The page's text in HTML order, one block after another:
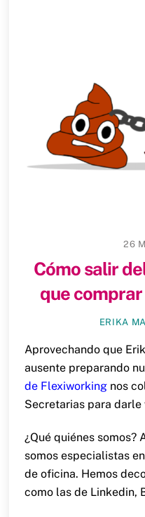
26
Cómo salir
que
ERIKA
Aprovechando que
ausente preparando
de Flexiworkingnos
Secretarias para
¿Qué quiénes somos?
somos especialistas
de oficina. Hemos
como las de Linkedin,